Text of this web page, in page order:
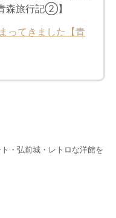
森旅行記②】
ってきました【青
・弘前城・レトロな洋館を